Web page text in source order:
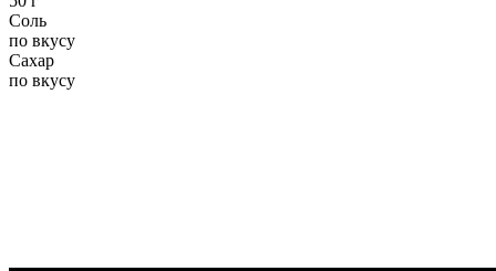
Соль
по вкусу
Сахар
по вкусу